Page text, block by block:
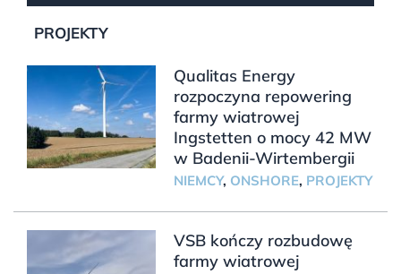
PROJEKTY
Qualitas Energy
rozpoczyna repowering
farmy wiatrowej
Ingstetten o mocy 42 MW
w Badenii-Wirtembergii
NIEMCY, ONSHORE, PROJEKTY
VSB kończy rozbudowę
farmy wiatrowej